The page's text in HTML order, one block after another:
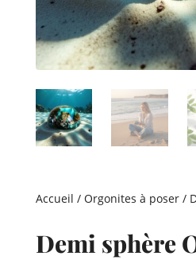
Accueil / Orgonites à poser/
Demi sphère